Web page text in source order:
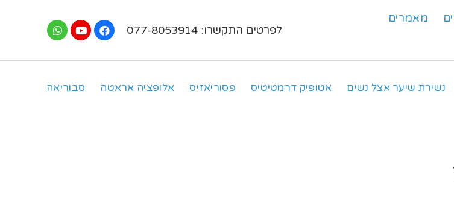
מאמרים
לפרטים התקשרו: 077-8053914
נשירת שיער אצל נשים אטופיק דרמטיטיס פסוריאזיס אלופציה אראטה סבוריאה